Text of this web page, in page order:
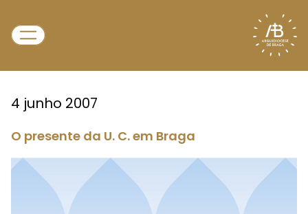
4 junho 2007
O presente da U. C. em Braga